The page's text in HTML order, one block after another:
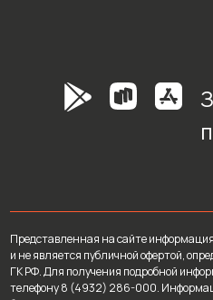
Представленная на сайте
и не является публичной офертой,
ГК РФ. Для получения подробной
телефону 8 (4932) 286-000.